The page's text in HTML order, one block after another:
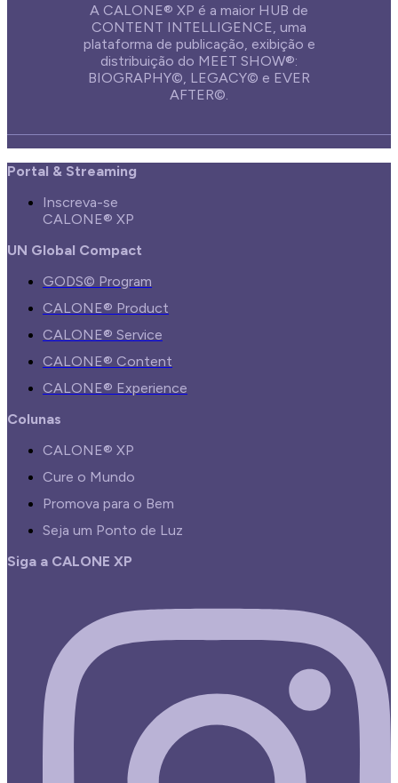
A CALONE® XP é a maior HUB de
CONTENT INTELLIGENCE, uma
plataforma de publicação, exibição e
distribuição do MEET SHOW®:
BIOGRAPHY©, LEGACY© e EVER
AFTER©.
Portal & Streaming
Inscreva-se
CALONE® XP
UN Global Compact
GODS© Program
CALONE® Product
CALONE® Service
CALONE® Content
CALONE® Experience
Colunas
CALONE® XP
Cure o Mundo
Promova para o Bem
Seja um Ponto de Luz
Siga a CALONE XP